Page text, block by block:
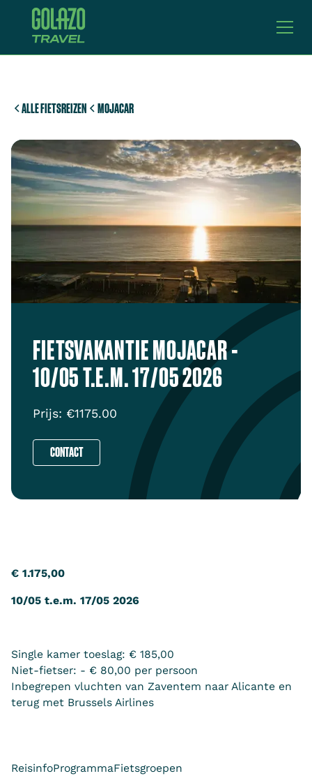
ALLE FIETSREIZEN MOJACAR
FIETSVAKANTIE MOJACAR -
10/05 T.E.M. 17/05 2026
Prijs: €1175.00
CONTACT
€ 1.175,00
10/05 t.e.m. 17/05 2026
Single kamer toeslag: € 185,00
Niet-fietser: - € 80,00 per persoon
Inbegrepen vluchten van Zaventem naar Alicante en
terug met Brussels Airlines
ReisinfoProgrammaFietsgroepen